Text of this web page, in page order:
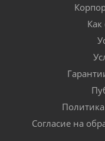
Как
Согласие на